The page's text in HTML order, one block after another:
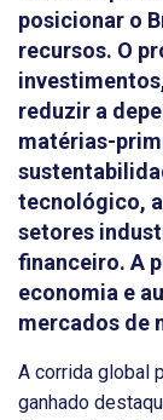
posicionar o
recursos. O
reduzir a
matérias-
tecnológico,
setores
financeiro. A
economia e
mercados de
A corrida global
ganhado